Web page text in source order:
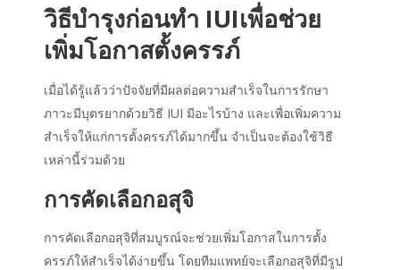
วิธีบำรุงก่อนทำ IUIเพื่อช่วย
เพิ่มโอกาสตั้งครรภ์
เมื่อได้รู้แล้วว่าปัจจัยที่มีผลต่อความสำเร็จในการรักษา
ภาวะมีบุตรยากด้วยวิธี IUI มีอะไรบ้าง และเพื่อเพิ่มความ
สำเร็จให้แก่การตั้งครรภ์ได้มากขึ้น จำเป็นจะต้องใช้วิธี
เหล่านี้ร่วมด้วย
การคัดเลือกอสุจิ
การคัดเลือกอสุจิที่สมบูรณ์จะช่วยเพิ่มโอกาสในการตั้ง
ครรภ์ให้สำเร็จได้ง่ายขึ้น โดยทีมแพทย์จะเลือกอสุจิที่มีรูป